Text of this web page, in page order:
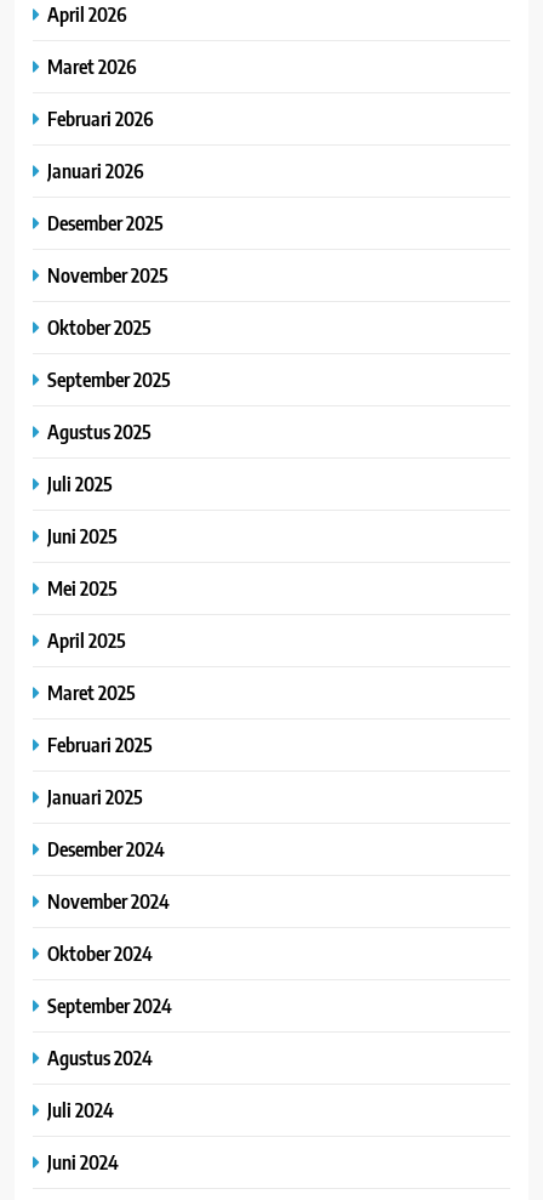
April 2026
Maret 2026
Februari 2026
Januari 2026
Desember 2025
November 2025
Oktober 2025
September 2025
Agustus 2025
Juli 2025
Juni 2025
Mei 2025
April 2025
Maret 2025
Februari 2025
Januari 2025
Desember 2024
November 2024
Oktober 2024
September 2024
Agustus 2024
Juli 2024
Juni 2024